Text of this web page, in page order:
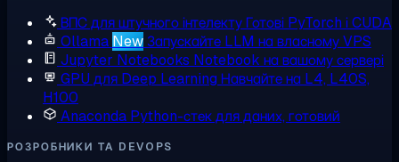
ВПС для штучного інтелектуГотові PyTorch і CUDA
Ollama NewЗапускайте LLM на власному VPS
Jupyter Notebooks Notebook на вашому сервері
GPU для Deep Learning Навчайте на L4, L40S,
H100
Anaconda Python-стек для даних, готовий
РОЗРОБНИКИ ТА DEVOPS